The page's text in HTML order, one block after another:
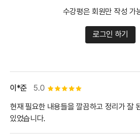
수강평은 회원만 작성 가
로그인 하기
5.0 별점 5개
이*준
현재 필요한 내용들을 깔끔하고 정리가 잘
있었습니다.